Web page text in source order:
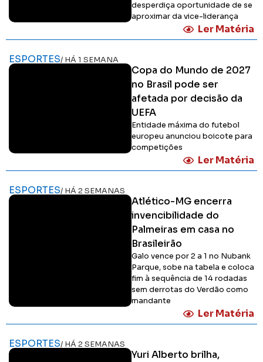
desperdiça oportunidade de se
aproximar da vice-liderança
Ler Matéria
ESPORTES/ HÁ 1 SEMANA
Copa do Mundo de 2027
no Brasil pode ser
afetada por decisão da
UEFA
Entidade máxima do futebol
europeu anunciou boicote para
competições
Ler Matéria
ESPORTES/ HÁ 2 SEMANAS
Atlético-MG encerra
invencibilidade do
Palmeiras em casa no
Brasileirão
Galo vence por 2 a 1 no Nubank
Parque, sobe na tabela e coloca
fim à sequência de 14 rodadas
sem derrotas do Verdão como
mandante
Ler Matéria
ESPORTES/ HÁ 2 SEMANAS
Yuri Alberto brilha,